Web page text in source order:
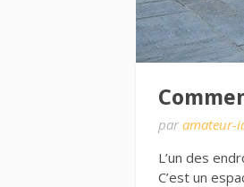
par amateur-
L’un des
C’est un